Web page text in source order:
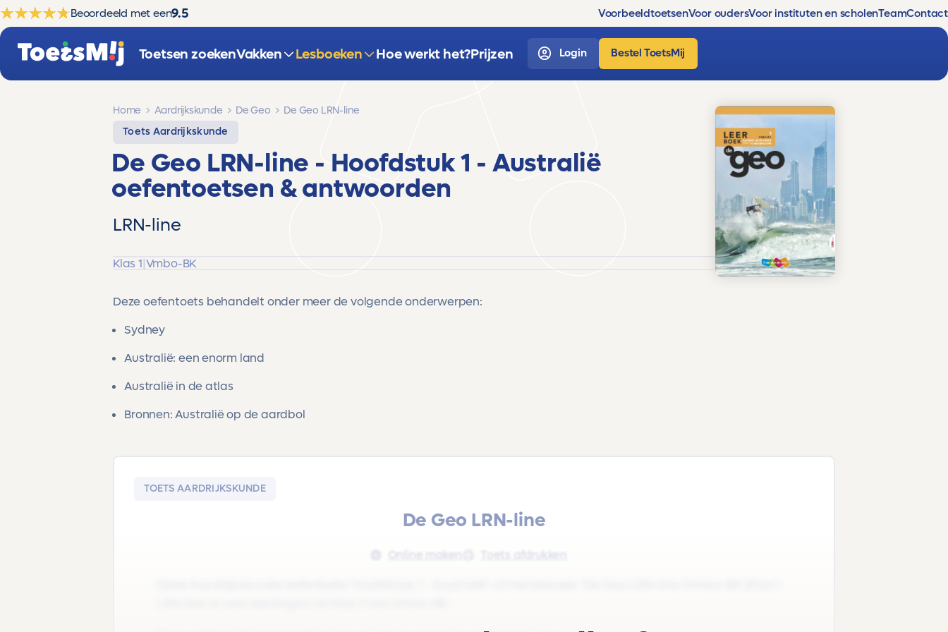
Beoordeeld met een9.5 VoorbeeldtoetsenVoor oudersVoor instituten en scholenTeamContact
Toetsen zoekenVakken Lesboeken Hoe werkt het?Prijzen Login Bestel ToetsMij
Home Aardrijkskunde De Geo
De Geo LRN-line
Toets Aardrijkskunde
De Geo LRN-line - Hoofdstuk 1 - Australië
oefentoetsen & antwoorden
LRN-line
Klas 1|Vmbo-BK
Deze oefentoets behandelt onder meer de volgende onderwerpen:
Sydney
Australië: een enorm land
Australië in de atlas
Bronnen: Australië op de aardbol
TOETS AARDRIJKSKUNDE
De Geo LRN-line
Online maken Toets afdrukken